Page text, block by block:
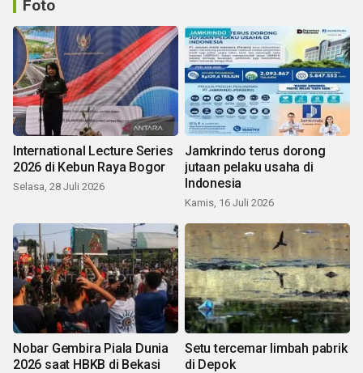
Foto
International Lecture Series
2026 di Kebun Raya Bogor
Selasa, 28 Juli 2026
Jamkrindo terus dorong
jutaan pelaku usaha di
Indonesia
Kamis, 16 Juli 2026
Nobar Gembira Piala Dunia
2026 saat HBKB di Bekasi
Setu tercemar limbah pabrik
di Depok